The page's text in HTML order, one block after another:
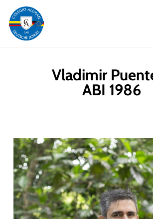
main
content
Vladimir
ABI 1986